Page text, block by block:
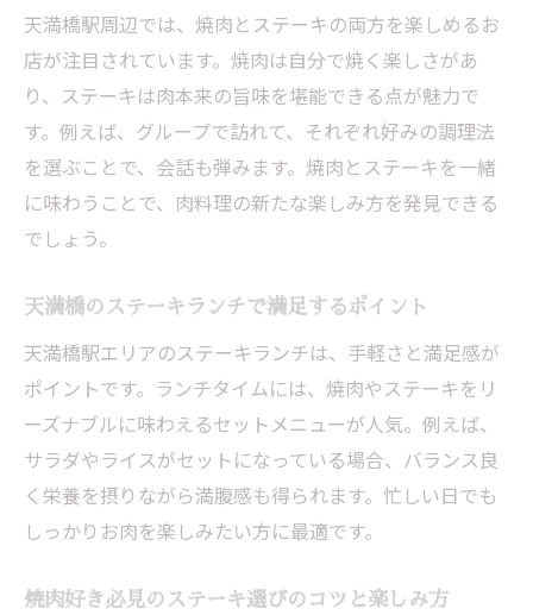
密
天満橋駅で一人焼肉を楽しむならこの場所
天満橋駅で一人焼肉を満喫するためのコツ
カウンター席で気軽に焼肉を楽しむ天満橋
の魅力
天満橋でひとり焼肉とステーキを同時に楽
しむ方法
仕事帰りも便利な天満橋駅の焼肉店活用術
ランチにもおすすめの天満橋一人焼肉体験
天満橋エリアのステーキと焼肉の最新情報
天満橋エリアで話題の焼肉とステーキ最新
トレンド
焼肉好き注目の天満橋駅周辺新店・人気店
天満橋駅周辺では、焼肉とステーキの両方を楽しめるお
店が注目されています。焼肉は自分で焼く楽しさがあ
り、ステーキは肉本来の旨味を堪能できる点が魅力で
す。例えば、グループで訪れて、それぞれ好みの調理法
を選ぶことで、会話も弾みます。焼肉とステーキを一緒
に味わうことで、肉料理の新たな楽しみ方を発見できる
でしょう。
天満橋のステーキランチで満足するポイント
天満橋駅エリアのステーキランチは、手軽さと満足感が
ポイントです。ランチタイムには、焼肉やステーキをリ
ーズナブルに味わえるセットメニューが人気。例えば、
サラダやライスがセットになっている場合、バランス良
く栄養を摂りながら満腹感も得られます。忙しい日でも
しっかりお肉を楽しみたい方に最適です。
焼肉好き必見のステーキ選びのコツと楽しみ方